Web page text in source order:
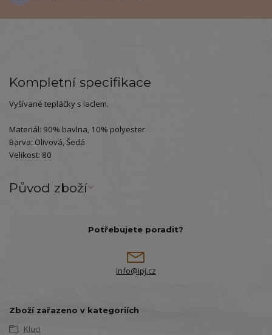
Kompletní specifikace
Vyšívané tepláčky s laclem.
Materiál: 90% bavlna, 10% polyester
Barva: Olivová, Šedá
Velikost: 80
Původ zboží
Potřebujete poradit?
info@ipj.cz
Zboží zařazeno v kategoriích
Kluci